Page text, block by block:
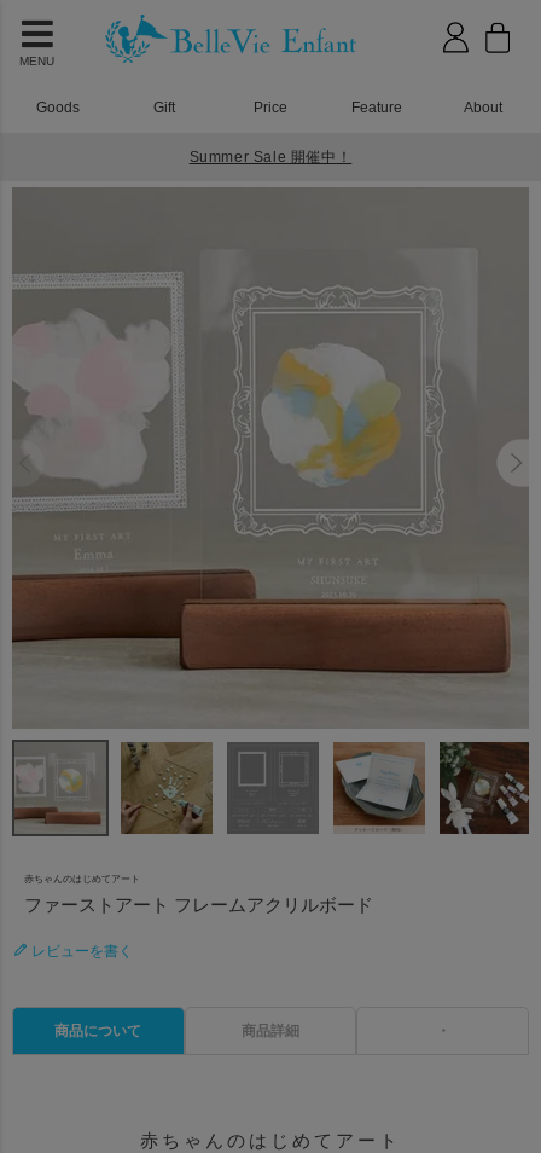
MENU
Goods Gift Price Feature About
Summer Sale 開催中！
ファーストアート フレームアクリルボード
赤ちゃんのはじめてアート
ファーストアート フレームアクリルボード
レビューを書く
商品について
赤ちゃんのはじめてアート
商品詳細 ・